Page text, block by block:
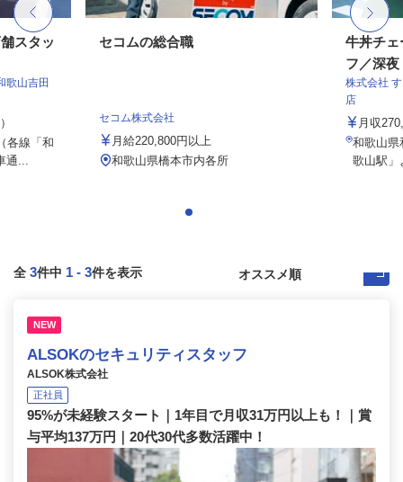
スタッ
歌山吉田
各線「和
...
セコムの総合職
セコム株式会社
月給220,800円以上
和歌山県橋本市内各所
牛丼チェ
フ／深夜
株式会社
店
月収
和歌山県
歌山駅
全 3件中 1 - 3件を表示
NEW
ALSOKのセキュリティスタッフ
ALSOK株式会社
正社員
95%が未経験スタート｜1年目で月収31万円以上も！｜賞
与平均137万円｜20代30代多数活躍中！